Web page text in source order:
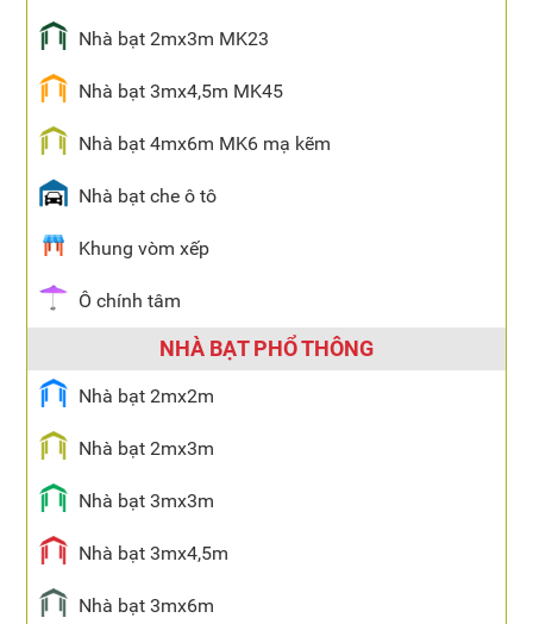
Nhà bạt 2mx3m MK23
Nhà bạt 3mx4,5m MK45
Nhà bạt 4mx6m MK6 mạ kẽm
Nhà bạt che ô tô
Khung vòm xếp
Ô chính tâm
NHÀ BẠT PHỔ THÔNG
Nhà bạt 2mx2m
Nhà bạt 2mx3m
Nhà bạt 3mx3m
Nhà bạt 3mx4,5m
Nhà bạt 3mx6m